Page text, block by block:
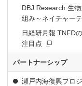
DBJ Research 生
組み～ネイチャー
日経研月報 TNFD
注目点 新規ウィン
パートナーシップ
瀬戸内海復興プロ